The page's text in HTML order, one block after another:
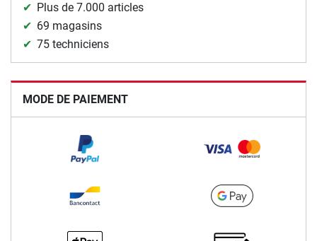
Plus de 7.000 articles
69 magasins
75 techniciens
MODE DE PAIEMENT